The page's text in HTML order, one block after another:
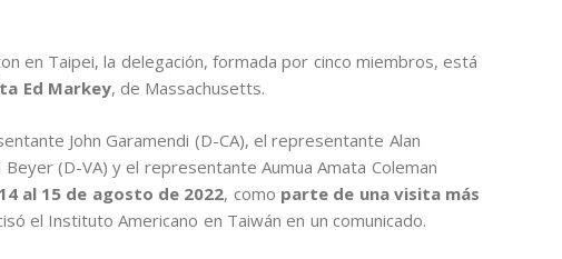
en Taipei, la delegación, formada por cinco miembros, está
Ed Markey, de Massachusetts.
John Garamendi (D-CA), el representante Alan
(D-VA) y el representante Aumua Amata Coleman
14 al 15 de agosto de 2022, como parte de una visita más
el Instituto Americano en Taiwán en un comunicado.